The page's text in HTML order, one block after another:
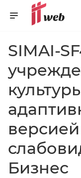
SIMAI-
Бизнес